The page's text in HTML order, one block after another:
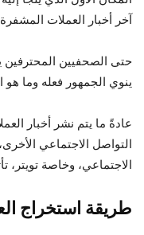
آخر أخبار العملات
حتى الصحفيين المحترفين
ينوي الجمهور فعله وما هو
عادةً ما يتم نشر أخبار
التواصل الاجتماعي
الاجتماعي، وخاصة تويتر،
طريقة استخراج